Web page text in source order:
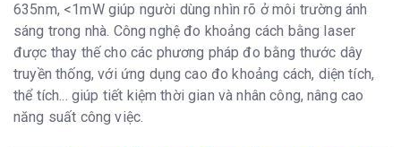
Pin
Loại AA 2 x 1.5V
Tự động tắt laserSau 30 giây
Tự động tắt
nguồn
Sau 3 phút
635nm, <1mW giúp người dùng nhìn rõ ở môi trường ánh
sáng trong nhà. Công nghệ đo khoảng cách bằng laser
được thay thế cho các phương pháp đo bằng thước dây
truyền thống, với ứng dụng cao đo khoảng cách, diện tích,
thể tích... giúp tiết kiệm thời gian và nhân công, nâng cao
năng suất công việc.